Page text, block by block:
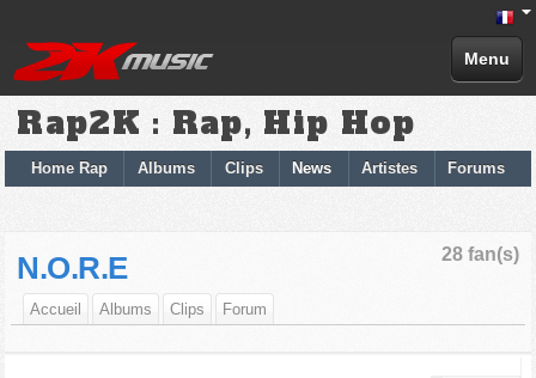
Menu
Rap2K : Rap, Hip Hop
Home Rap Albums Clips News Artistes Forums
28 fan(s)
N.O.R.E
Accueil Albums Clips Forum